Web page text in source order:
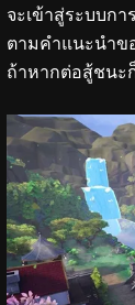
จะเข้าสู่ระบบก
ตามคำแนะนำข
ถ้าหากต่อสู้ชนะ